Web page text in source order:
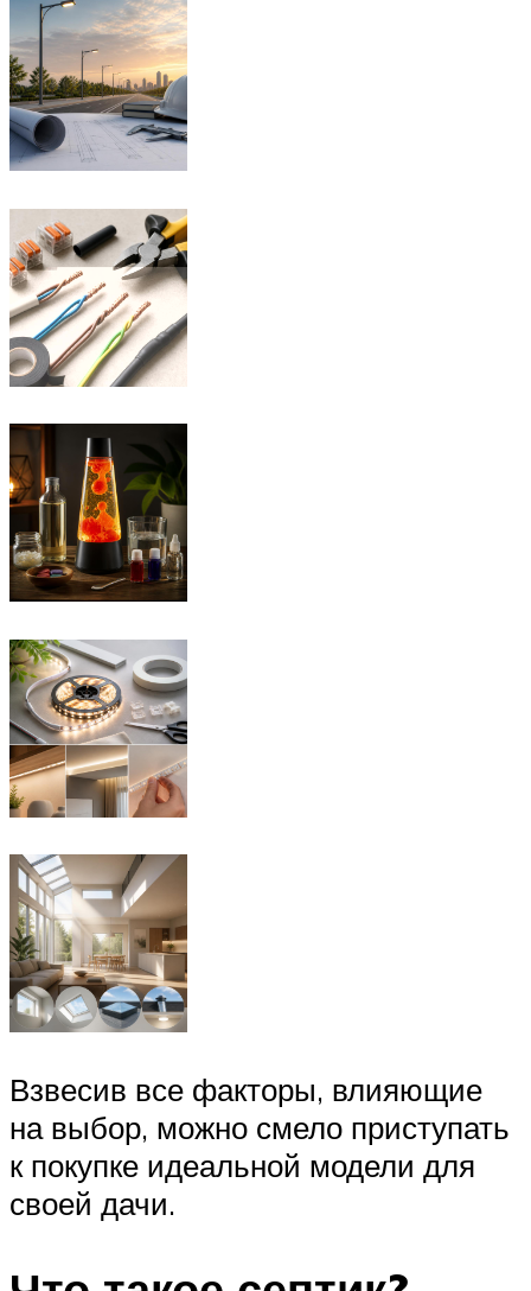
Взвесив все факторы, влияющие
на выбор, можно смело приступать
к покупке идеальной модели для
своей дачи.